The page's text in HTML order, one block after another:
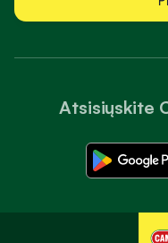
Atsisiųskite